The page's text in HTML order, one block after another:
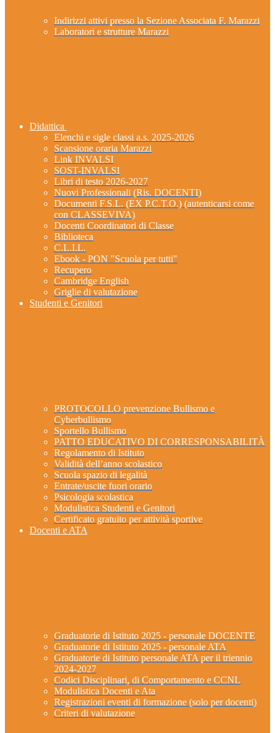
Indirizzi attivi presso la Sezione Associata F. Marazzi
Laboratori e strutture Marazzi
Didattica
Elenchi e sigle classi a.s. 2025-2026
Scansione oraria Marazzi
Link INVALSI
SOST-INVALSI
Libri di testo 2026-2027
Nuovi Professionali (Ris. DOCENTI)
Documenti F.S.L. (EX P.C.T.O.) (autenticarsi come
con CLASSEVIVA)
Docenti Coordinatori di Classe
Biblioteca
C.L.I.L.
Ebook - PON "Scuola per tutti"
Recupero
Cambridge English
Griglie di valutazione
Studenti e Genitori
PROTOCOLLO prevenzione Bullismo e
Cyberbullismo
Sportello Bullismo
PATTO EDUCATIVO DI CORRESPONSABILITÀ
Regolamento di Istituto
Validità dell’anno scolastico
Scuola spazio di legalità
Entrate/uscite fuori orario
Psicologia scolastica
Modulistica Studenti e Genitori
Certificato gratuito per attività sportive
Docenti e ATA
Graduatorie di Istituto 2025 - personale DOCENTE
Graduatorie di Istituto 2025 - personale ATA
Graduatorie di Istituto personale ATA per il triennio
2024-2027
Codici Disciplinari, di Comportamento e CCNL
Modulistica Docenti e Ata
Registrazioni eventi di formazione (solo per docenti)
Criteri di valutazione